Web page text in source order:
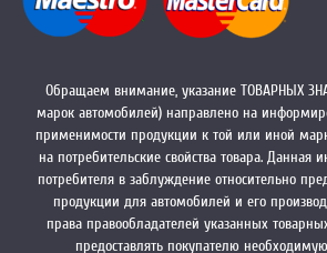
Обращаем внимание, указание ТОВАРНЫХ
марок автомобилей) направлено на
применимости продукции к той или иной
на потребительские свойства товара. Данная
потребителя в заблуждение относительно
продукции для автомобилей и его
права правообладателей указанных
предоставлять покупателю